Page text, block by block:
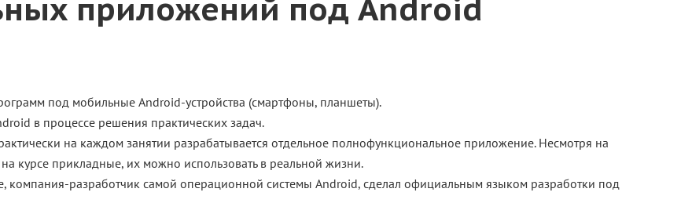
приложений под Аndroid
под мобильные Android-устройства (смартфоны, планшеты).
в процессе решения практических задач.
на каждом занятии разрабатывается отдельное полнофункциональное приложение. Несмотря на
курсе прикладные, их можно использовать в реальной жизни.
компания-разработчик самой операционной системы Android, сделал официальным языком разработки под